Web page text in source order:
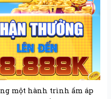
một hành trình ấm áp